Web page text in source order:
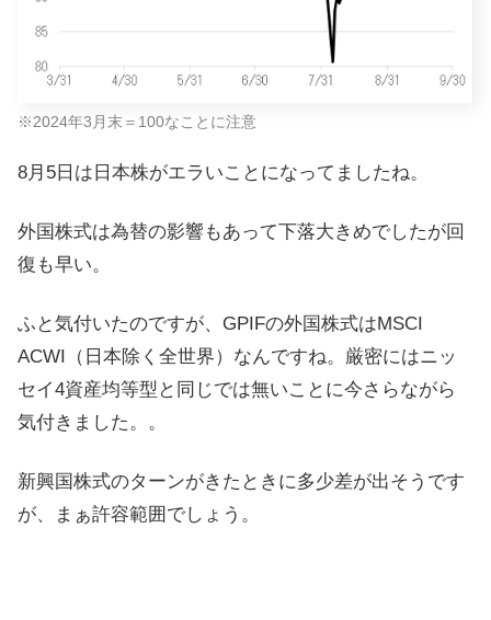
※2024年3月末＝100なことに注意
8月5日は日本株がエラいことになってましたね。
外国株式は為替の影響もあって下落大きめでしたが回
復も早い。
ふと気付いたのですが、GPIFの外国株式はMSCI
ACWI（日本除く全世界）なんですね。厳密にはニッ
セイ4資産均等型と同じでは無いことに今さらながら
気付きました。。
新興国株式のターンがきたときに多少差が出そうです
が、まぁ許容範囲でしょう。